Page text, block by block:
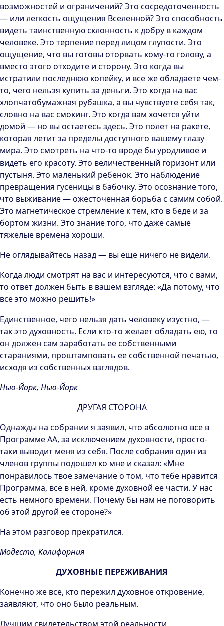
возможностей и ограничений? Это сосредоточенность
— или легкость ощущения Вселенной? Это способность
видеть таинственную склонность к добру в каждом
человеке. Это терпение перед лицом глупости. Это
ощущение, что вы готовы оторвать кому-то голову, а
вместо этого отходите и сторону. Это когда вы
истратили последнюю копейку, и все же обладаете чем-
то, чего нельзя купить за деньги. Это когда на вас
хлопчатобумажная рубашка, а вы чувствуете себя так,
словно на вас смокинг. Это когда вам хочется уйти
домой — но вы остаетесь здесь. Это полет нa ракете,
которая летит за пределы доступного вашему глазу
мира. Это смотреть на что-то вроде бы уродливое и
видеть его красоту. Это величественный горизонт или
пустыня. Это маленький ребенок. Это наблюдение
превращения гусеницы в бабочку. Это осознание того,
что выживание — ожесточенная борьба с самим собой.
Это магнетическое стремление к тем, кто в беде и за
бортом жизни. Это знание того, что даже самые
тяжелые времена хороши.
Не оглядывайтесь назад — вы еще ничего не видели.
Когда люди смотрят на вас и интересуются, что с вами,
то ответ должен быть в вашем взгляде: «Да потому, что
все это можно решить!»
Единственное, чего нельзя дать человеку изустно, —
так это духовность. Если кто-то желает обладать ею, то
он должен сам заработать ее собственными
стараниями, проштамповать ее собственной печатью,
исходя из собственных взглядов.
Нью-Йорк, Нью-Йорк
ДРУГАЯ СТОРОНА
Однажды на собрании я заявил, что абсолютно все в
Программе АА, за исключением духовности, просто-
таки выводит меня из себя. После собрания один из
членов группы подошел ко мне и сказал: «Мне
понравилось твое замечание о том, что тебе нравится
Программа, все в ней, кроме духовной ее части. У нас
есть немного времени. Почему бы нам не поговорить
об этой другой ее стороне?»
На этом разговор прекратился.
Модесто, Калифорния
ДУХОВНЫЕ ПЕРЕЖИВАНИЯ
Конечно же все, кто пережил духовное откровение,
заявляют, что оно было реальным.